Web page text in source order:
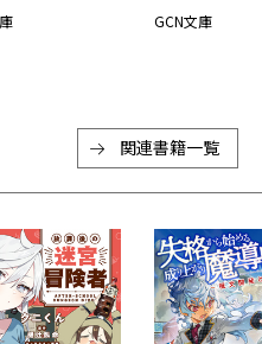
GCN文庫
関連書籍一覧